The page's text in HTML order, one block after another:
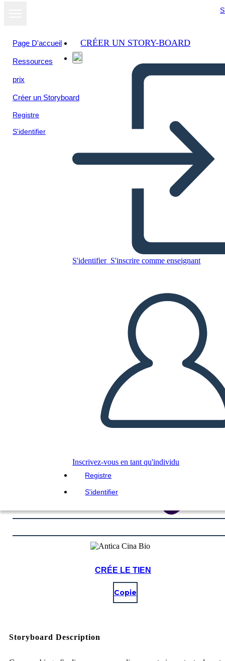
Page D'accueil
Ressources
prix
Créer un Storyboard
Registre
S'identifier
CRÉER UN STORY-BOARD
S'identifier S'inscrire comme enseignant
Inscrivez-vous en tant qu'individu
Registre
S'identifier
Copiez ce storyboard
LIRE LE DIAPORAMA
LIS-MOI
CRÉE LE TIEN
Copie
Storyboard Description